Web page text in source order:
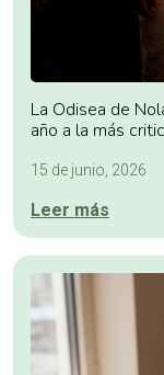
La Odisea de
año a la más
15 de junio, 2026
Leer más